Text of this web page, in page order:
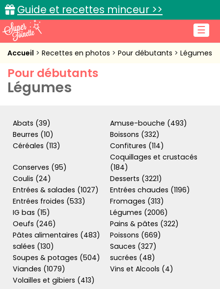
☰
Guide et recettes minceur >>
Accueil
Recettes de cuisine
Cuisine pratique
Connexion
Accueil Recettes en photos Pour débutants Légumes
Pour débutants
Légumes
Abats (39)
Amuse-bouche (493)
Beurres (10)
Boissons (332)
Céréales (113)
Confitures (114)
Conserves (95)
Coquillages et crustacés
(184)
Coulis (24)
Desserts (3221)
Entrées & salades (1027)
Entrées chaudes (1196)
Entrées froides (533)
Fromages (313)
IG bas (15)
Légumes (2006)
Oeufs (246)
Pains & pâtes (322)
Pâtes alimentaires (483)
Poissons (669)
salées (130)
Sauces (327)
Soupes & potages (504)
sucrées (48)
Viandes (1079)
Vins et Alcools (4)
Volailles et gibiers (413)